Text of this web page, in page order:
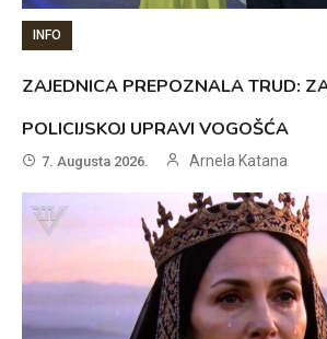
INFO
ZAJEDNICA PREPOZNALA TRUD:
POLICIJSKOJ UPRAVI VOGOŠĆA
7. Augusta 2026. Arnela Katana